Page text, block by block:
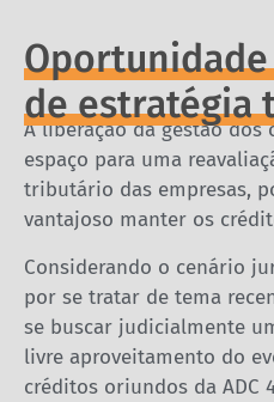
de estratégia
A liberação da gestão dos
espaço para uma
tributário das empresas,
vantajoso manter os
Considerando o cenário
por se tratar de tema
se buscar judicialmente
livre aproveitamento do
créditos oriundos da ADC